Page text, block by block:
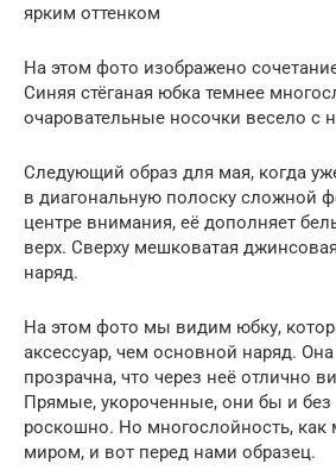
ярким оттенком
На этом фото изображено
Синяя стёганая юбка темнее
очаровательные носочки весело с
Следующий образ для мая, когда
в диагональную полоску сложной
центре внимания, её дополняет
верх. Сверху мешковатая
наряд.
На этом фото мы видим юбку,
аксессуар, чем основной наряд.
прозрачна, что через неё отлично
Прямые, укороченные, они бы и
роскошно. Но многослойность, как
миром, и вот перед нами образец.